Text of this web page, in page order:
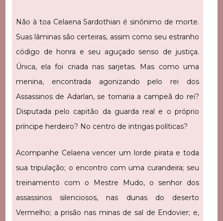
Não à toa Celaena Sardothian é sinônimo de morte.
Suas lâminas são certeiras, assim como seu estranho
código de honra e seu aguçado senso de justiça.
Única, ela foi criada nas sarjetas. Mas como uma
menina, encontrada agonizando pelo rei dos
Assassinos de Adarlan, se tornaria a campeã do rei?
Disputada pelo capitão da guarda real e o próprio
príncipe herdeiro? No centro de intrigas políticas?
Acompanhe Celaena vencer um lorde pirata e toda
sua tripulação; o encontro com uma curandeira; seu
treinamento com o Mestre Mudo, o senhor dos
assassinos silenciosos, nas dunas do deserto
Vermelho; a prisão nas minas de sal de Endovier; e,